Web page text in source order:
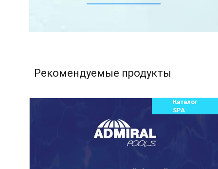
Рекомендуемые продукты
Каталог
SPA